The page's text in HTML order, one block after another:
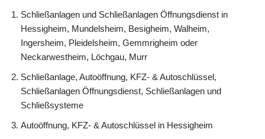
Schließanlagen und Schließanlagen Öffnungsdienst in
Hessigheim, Mundelsheim, Besigheim, Walheim,
Ingersheim, Pleidelsheim, Gemmrigheim oder
Neckarwestheim, Löchgau, Murr
Schließanlage, Autoöffnung, KFZ- & Autoschlüssel,
Schließanlagen Öffnungsdienst, Schließanlagen und
Schließsysteme
Autoöffnung, KFZ- & Autoschlüssel in Hessigheim